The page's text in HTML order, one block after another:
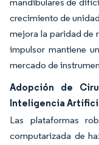
crecimiento de
mejora la paridad de
impulsor mantiene
mercado de
Adopción de
Inteligencia
Las plataformas
computarizada de